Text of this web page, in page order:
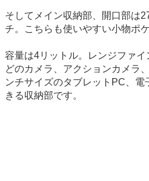
そしてメイン収納部、開口部は
チ。こちらも使いやすい小物ポ
容量は4リットル。レンジファ
どのカメラ、アクションカメラ
ンチサイズのタブレットPC、
きる収納部です。